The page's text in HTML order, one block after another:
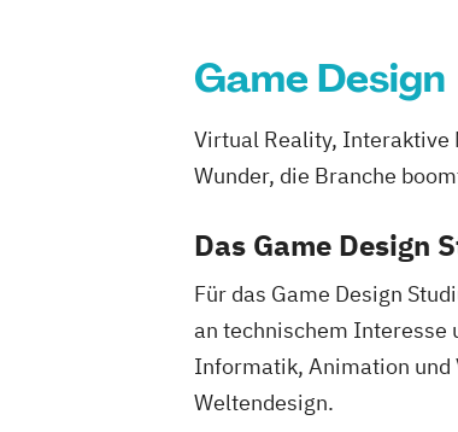
Game Design
Virtual Reality, Interaktive
Wunder, die Branche
Das Game Design
Für das Game Design
an technischem Interesse
Informatik, Animation und
Weltendesign.